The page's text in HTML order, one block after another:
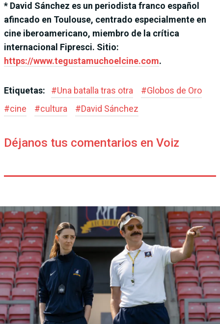
* David Sánchez es un periodista franco español
afincado en Toulouse, centrado especialmente en
cine iberoamericano, miembro de la crítica
internacional Fipresci. Sitio:
https://www.tegustamuchoelcine.com.
Etiquetas: #Una batalla tras otra #Globos de Oro
#cine #cultura #David Sánchez
Déjanos tus comentarios en Voiz